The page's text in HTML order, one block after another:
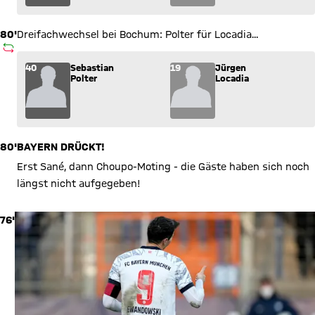
80'
AUSWECHSLUNG
Dreifachwechsel bei Bochum: Polter für Locadia...
Wechsel: Sebastian Polter (40) kommt für Jürgen Locadia
40
Sebastian
Polter
19
Jürgen
Locadia
80'BAYERN DRÜCKT!
Erst Sané, dann Choupo-Moting - die Gäste haben sich noch
längst nicht aufgegeben!
76'